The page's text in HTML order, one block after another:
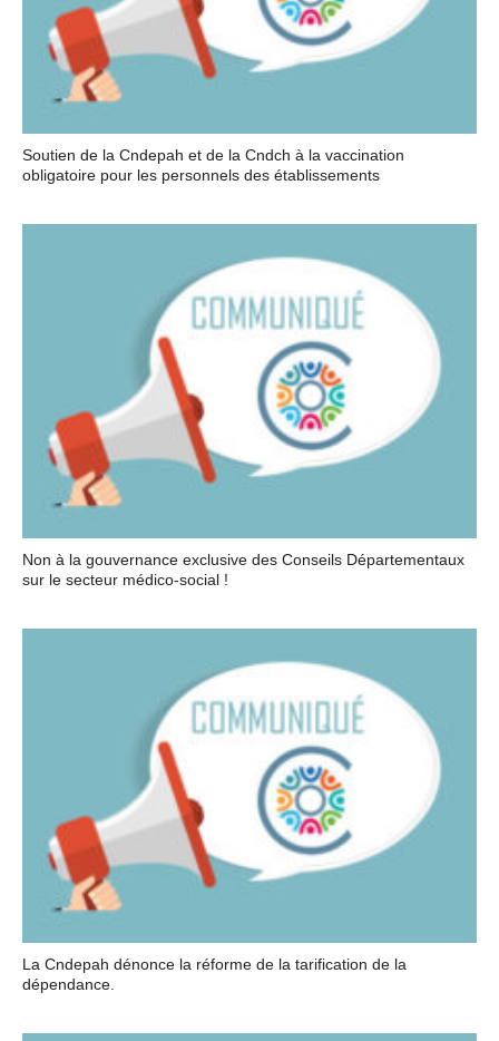
Soutien de la Cndepah et de la Cndch à la vaccination
obligatoire pour les personnels des établissements
Non à la gouvernance exclusive des Conseils Départementaux
sur le secteur médico-social !
La Cndepah dénonce la réforme de la tarification de la
dépendance.